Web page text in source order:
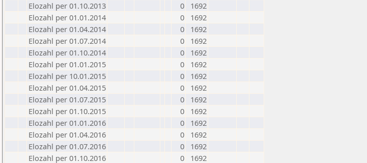
Elozahl per 01.10.2013
0
1692
Elozahl per 01.01.2014
0
1692
Elozahl per 01.04.2014
0
1692
Elozahl per 01.07.2014
0
1692
Elozahl per 01.10.2014
0
1692
Elozahl per 01.01.2015
0
1692
Elozahl per 10.01.2015
0
1692
Elozahl per 01.04.2015
0
1692
Elozahl per 01.07.2015
0
1692
Elozahl per 01.10.2015
0
1692
Elozahl per 01.01.2016
0
1692
Elozahl per 01.04.2016
0
1692
Elozahl per 01.07.2016
0
1692
Elozahl per 01.10.2016
0
1692